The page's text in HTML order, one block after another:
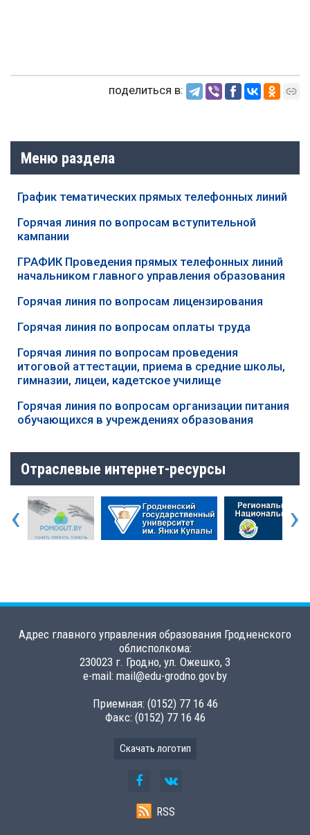
поделиться в:
Меню раздела
График тематических прямых телефонных линий
Горячая линия по вопросам вступительной
кампании
ГРАФИК Проведения прямых телефонных линий
начальником главного управления образования
Горячая линия по вопросам лицензирования
Горячая линия по вопросам оплаты труда
Горячая линия по вопросам проведения
итоговой аттестации, приема в средние школы,
гимназии, лицеи, кадетское училище
Горячая линия по вопросам организации питания
обучающихся в учреждениях образования
Отраслевые интернет-ресурсы
‹ ›
Адрес главного управления образования Гродненского
облисполкома:
230023 г. Гродно, ул. Ожешко, 3
e-mail: mail@edu-grodno.gov.by
Приемная: (0152) 77 16 46
Факс: (0152) 77 16 46
Скачать логотип
RSS